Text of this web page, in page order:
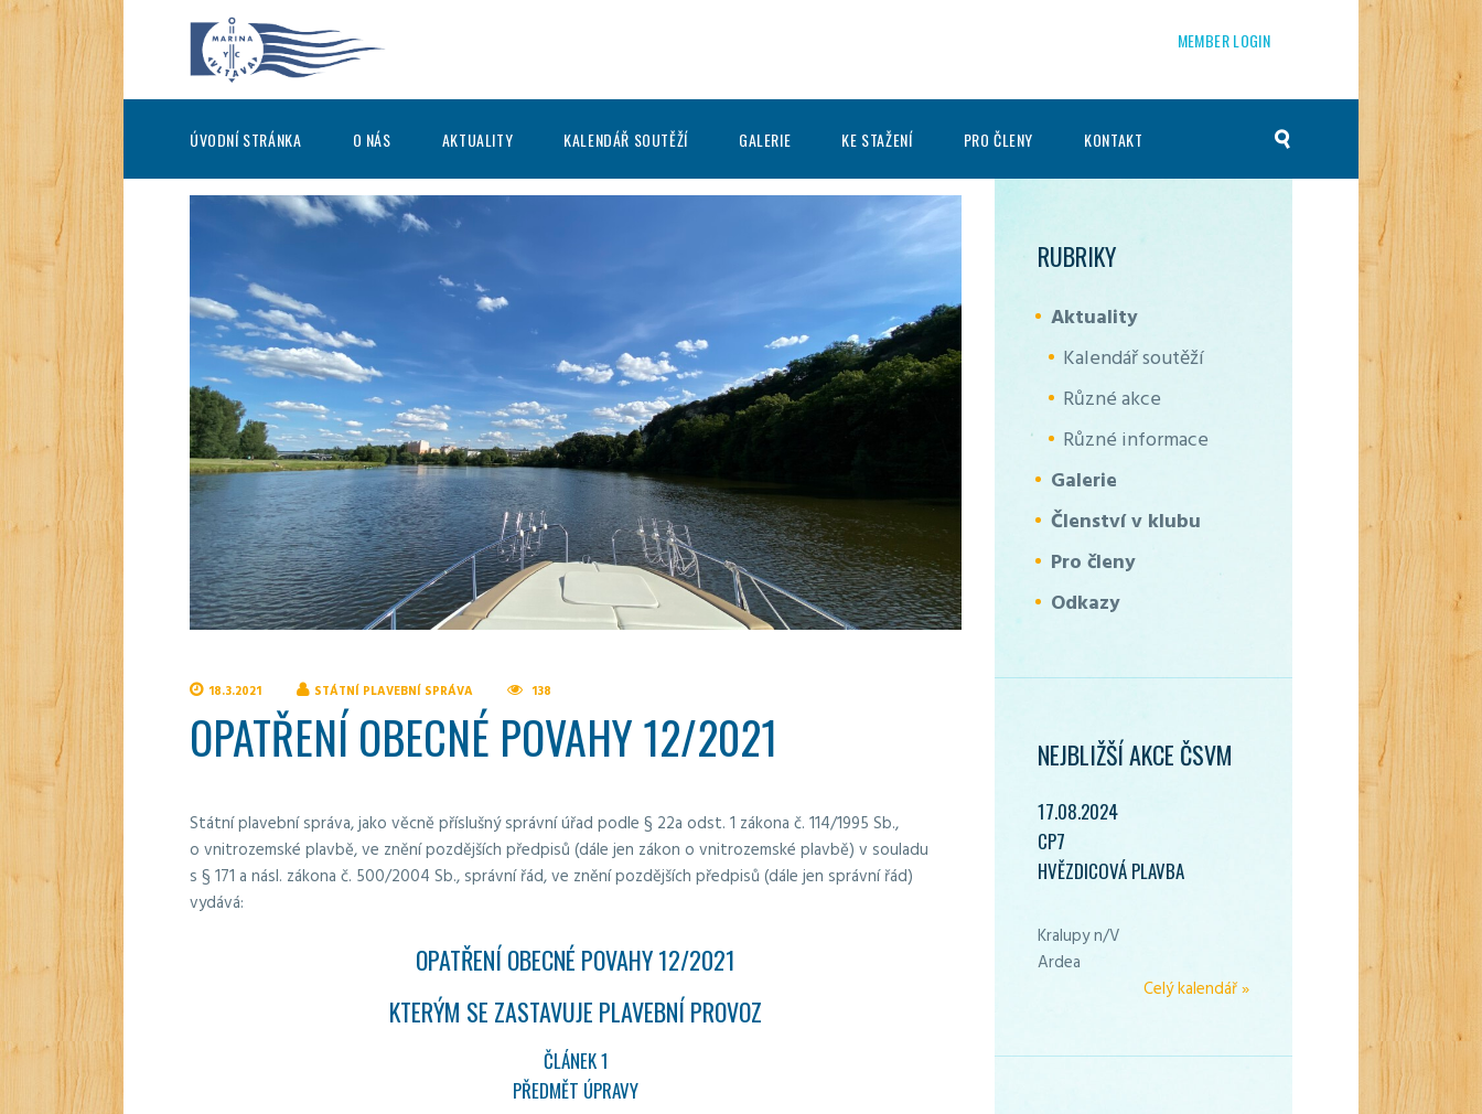
MEMBER LOGIN
ÚVODNÍ STRÁNKA O NÁS AKTUALITY KALENDÁŘ SOUTĚŽÍ GALERIE KE STAŽENÍ PRO ČLENY KONTAKT
18.3.2021 STÁTNÍ PLAVEBNÍ SPRÁVA 138
OPATŘENÍ OBECNÉ POVAHY 12/2021
Státní plavební správa, jako věcně příslušný správní úřad podle § 22a odst. 1 zákona č. 114/1995 Sb.,
o vnitrozemské plavbě, ve znění pozdějších předpisů (dále jen zákon o vnitrozemské plavbě) v souladu
s § 171 a násl. zákona č. 500/2004 Sb., správní řád, ve znění pozdějších předpisů (dále jen správní řád)
vydává:
OPATŘENÍ OBECNÉ POVAHY 12/2021
KTERÝM SE ZASTAVUJE PLAVEBNÍ PROVOZ
ČLÁNEK 1
PŘEDMĚT ÚPRAVY
RUBRIKY
Aktuality
Kalendář soutěží
Různé akce
Různé informace
Galerie
Členství v klubu
Pro členy
Odkazy
NEJBLIŽŠÍ AKCE ČSVM
17.08.2024
CP7
HVĚZDICOVÁ PLAVBA
Kralupy n/V
Ardea
Celý kalendář »